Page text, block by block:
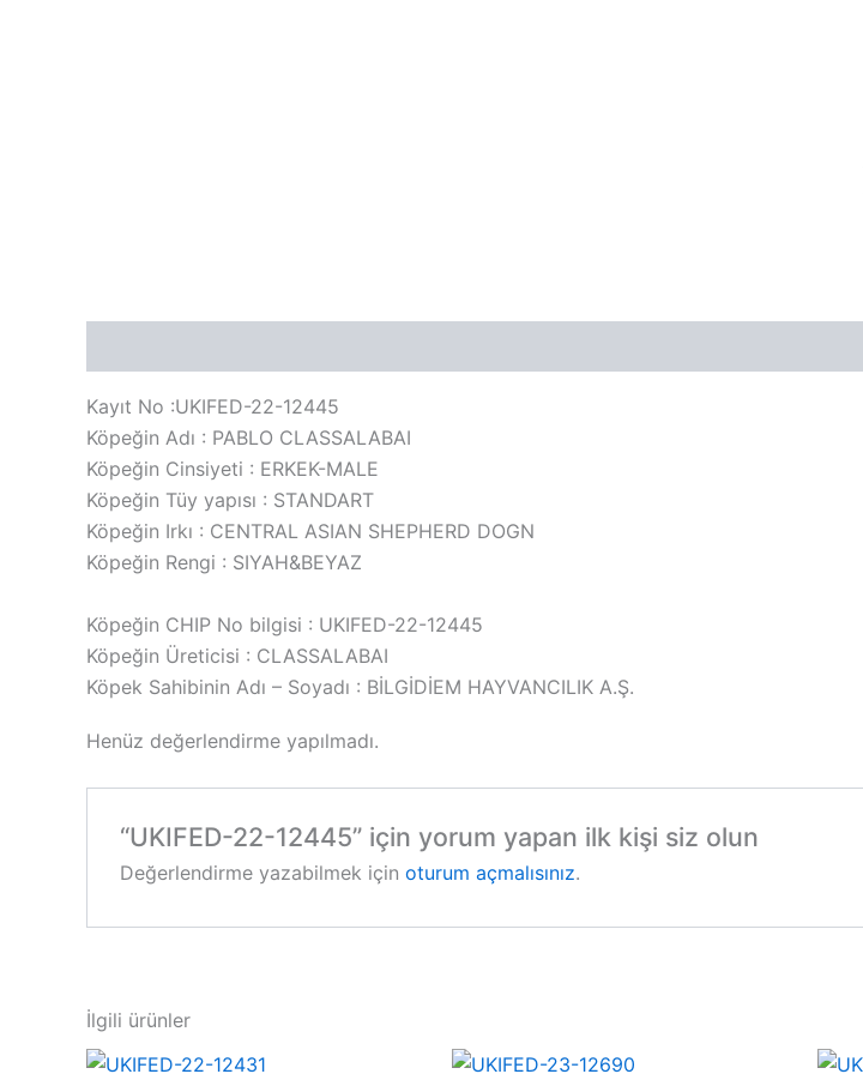
Kayıt No :UKIFED-22-12445
Köpeğin Adı : PABLO CLASSALABAI
Köpeğin Cinsiyeti : ERKEK-MALE
Köpeğin Tüy yapısı : STANDART
Köpeğin Irkı : CENTRAL ASIAN SHEPHERD DOGN
Köpeğin Rengi : SIYAH&BEYAZ
Köpeğin CHIP No bilgisi : UKIFED-22-12445
Köpeğin Üreticisi : CLASSALABAI
Köpek Sahibinin Adı – Soyadı : BİLGİDİEM HAYVANCILIK A.Ş.
Henüz değerlendirme yapılmadı.
“UKIFED-22-12445” için yorum yapan ilk kişi siz olun
Değerlendirme yazabilmek için oturum açmalısınız.
İlgili ürünler